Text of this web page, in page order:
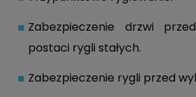
Zabezpieczenie drzwi
postaci rygli stałych.
Zabezpieczenie rygli przed